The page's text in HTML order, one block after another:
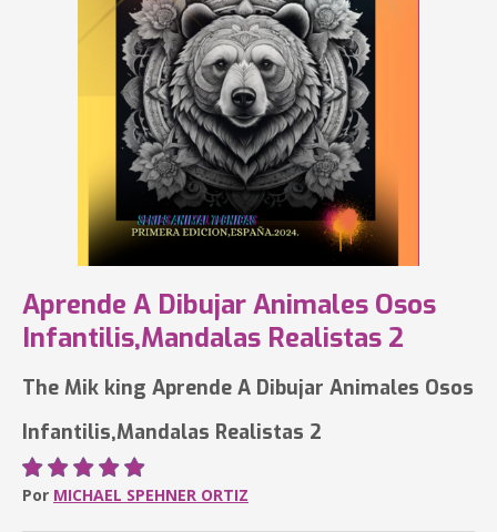
Aprende A Dibujar Animales Osos
Infantilis,Mandalas Realistas 2
The Mik king Aprende A Dibujar Animales Osos
Infantilis,Mandalas Realistas 2
Por MICHAEL SPEHNER ORTIZ